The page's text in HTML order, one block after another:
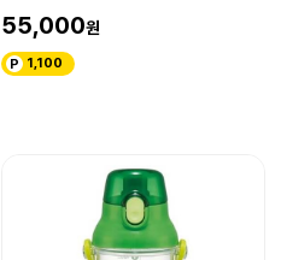
55,000
1,100